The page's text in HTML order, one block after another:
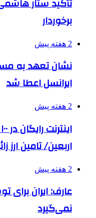
تأکید ستار
برخوردار
2 هفته پیش
نشان تعهد به
ایرانسل اعطا شد
2 هفته پیش
اربعین/ تامین ارز
2 هفته پیش
عارف: ایران
نمی‌گیرد